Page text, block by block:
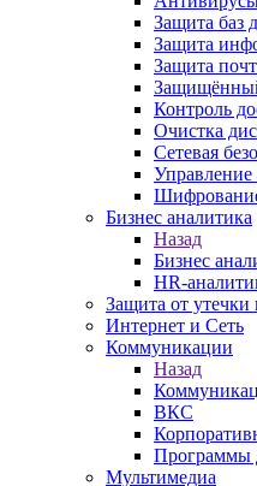
Защита баз
Защита
Защита
Контроль
Очистка
Сетевая
Управление
Бизнес аналитика
Назад
Бизнес
HR-
Защита от
Интернет и Сеть
Коммуникации
Назад
ВКС
Программы
Мультимедиа